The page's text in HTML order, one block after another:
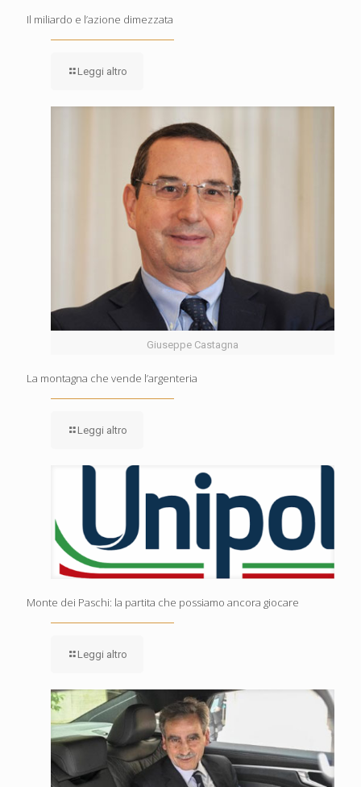
Il miliardo e l’azione dimezzata
Leggi altro
Giuseppe Castagna
La montagna che vende l’argenteria
Leggi altro
Monte dei Paschi: la partita che possiamo ancora giocare
Leggi altro